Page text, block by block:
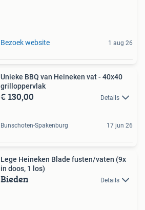
Bezoek website 1 aug 26
Unieke BBQ van Heineken vat - 40x40
grilloppervlak
€ 130,00 Details
Bunschoten-Spakenburg 17 jun 26
Lege Heineken Blade fusten/vaten (9x
in doos, 1 los)
Bieden Details